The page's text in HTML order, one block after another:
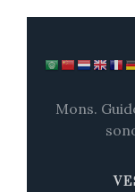
Mons.